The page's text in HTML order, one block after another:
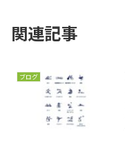
関連記事
ブログ